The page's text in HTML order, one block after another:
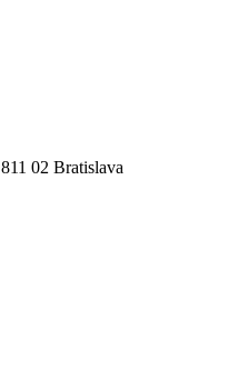
02 Bratislava